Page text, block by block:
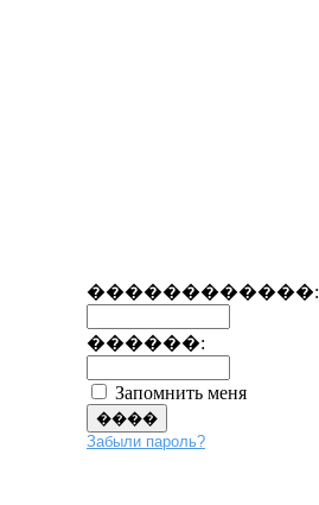
������������:
������:
Запомнить меня
Забыли пароль?